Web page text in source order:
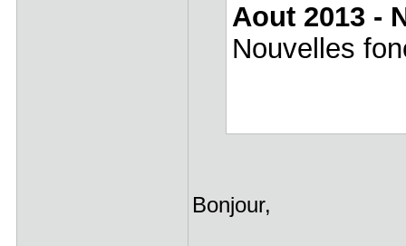
Aout 2013 -
Nouvelles
Bonjour,